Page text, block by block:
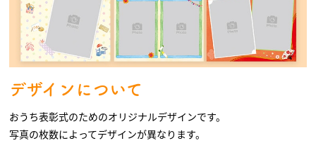
デザインについて
おうち表彰式のためのオリジナルデザインです。
写真の枚数によってデザインが異なります。